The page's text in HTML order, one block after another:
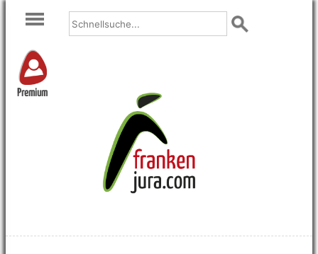
Premium